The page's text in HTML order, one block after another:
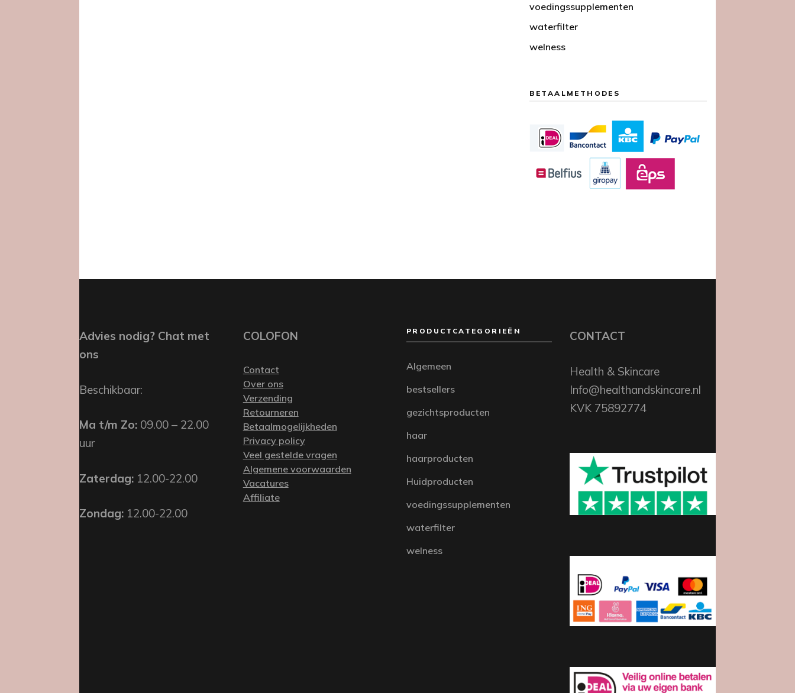
voedingssupplementen
waterfilter
welness
BETAALMETHODES
Advies nodig? Chat met
ons
Beschikbaar:
Ma t/m Zo: 09.00 – 22.00
uur
Zaterdag: 12.00-22.00
Zondag: 12.00-22.00
COLOFON
Contact
Over ons
Verzending
Retourneren
Betaalmogelijkheden
Privacy policy
Veel gestelde vragen
Algemene voorwaarden
Vacatures
Affiliate
PRODUCTCATEGORIEËN
Algemeen
bestsellers
gezichtsproducten
haar
haarproducten
Huidproducten
voedingssupplementen
waterfilter
welness
CONTACT
Health & Skincare
Info@healthandskincare.nl
KVK 75892774